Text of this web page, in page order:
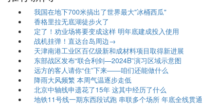
我国在地下700米搞出了世界最大"冰桶西瓜"
香格里拉无底湖徒步火了
定了！劝业场将要变成这样 明年底建成投入使用
战机挂弹！直达台岛周边→
天津南港工业区百亿级新和成材料项目取得新进展
东部战区发布“联合利剑—2024B”演习区域示意图
远方的客人请你“住”下来——咱们还能做什么
降雨大风频繁 本周气温逐步走低
北京中轴线申遗花了15年 这其中经历了什么
地铁11号线一期东西段试跑 串联多个场所 年底全线贯通